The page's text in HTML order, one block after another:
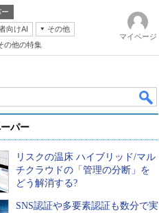
向けAI
その他
の他の特集
マイページ
パー
リスクの温床 ハイブリッド/マル
チクラウドの「管理の分断」を
どう解消する?
SNS認証や多要素認証も数分で実